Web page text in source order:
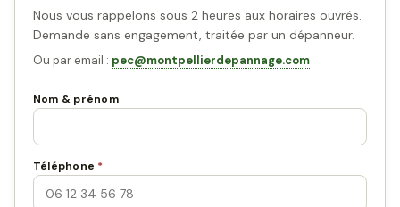
Nous vous rappelons sous 2 heures aux horaires ouvrés.
Demande sans engagement, traitée par un dépanneur.
Ou par email : pec@montpellierdepannage.com
Nom & prénom
Téléphone *